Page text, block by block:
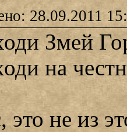
28.09.2011
Змей
на
не из